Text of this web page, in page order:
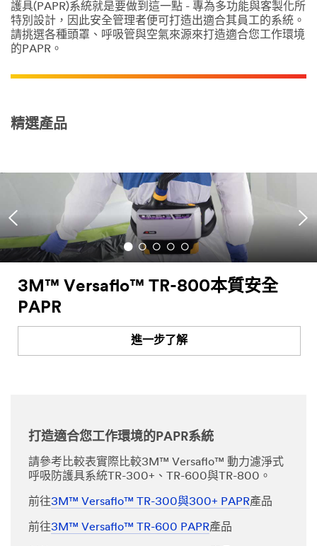
護具(PAPR)系統就是要做到這一點 - 專為多功能與客製化所
特別設計，因此安全管理者便可打造出適合其員工的系統。
請挑選各種頭罩、呼吸管與空氣來源來打造適合您工作環境
的PAPR。
精選產品
3M™ Versaflo™ TR-800本質安全
PAPR
進一步了解
打造適合您工作環境的PAPR系統
請參考比較表實際比較3M™ Versaflo™ 動力濾淨式
呼吸防護具系統TR-300+、TR-600與TR-800。
前往3M™ Versaflo™ TR-300與300+ PAPR產品
前往3M™ Versaflo™ TR-600 PAPR產品